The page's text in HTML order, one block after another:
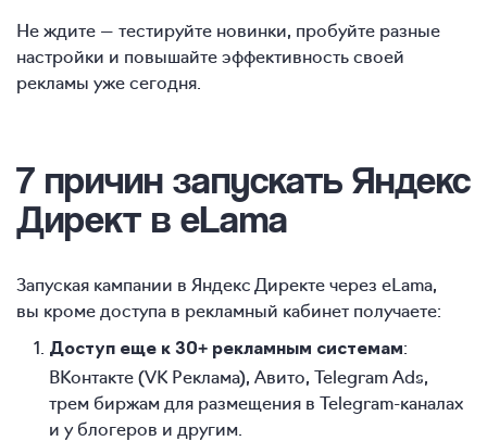
Не ждите — тестируйте новинки, пробуйте разные
настройки и повышайте эффективность своей
рекламы уже сегодня.
7 причин запускать Яндекс
Директ в eLama
Запуская кампании в Яндекс Директе через eLama,
вы кроме доступа в рекламный кабинет получаете:
Доступ еще к 30+ рекламным системам:
ВКонтакте (VK Реклама), Авито, Telegram Ads,
трем биржам для размещения в Telegram-каналах
и у блогеров и другим.